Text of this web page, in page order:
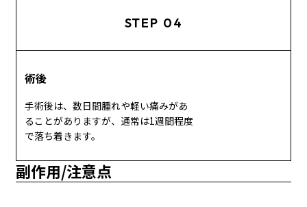
STEP 04
術後
手術後は、数日間腫れや軽い痛みがあ
ることがありますが、通常は1週間程度
で落ち着きます。
副作用/注意点